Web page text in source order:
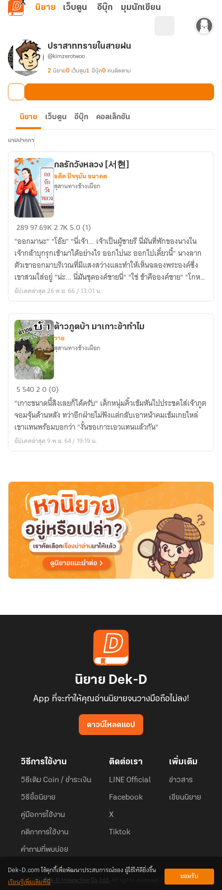
ข้ามไปยังเนื้อหาหลัก
นิยาย เว็บตูน อีบุ๊ก มุมนักเขียน
ปราสาททรายในสายฝน
@kimzerotwoo
2 นิยาย0 เว็บตูน1 อีบุ๊ก0 คนติดตาม
นิยาย เว็บตูน อีบุ๊ก คอลเล็กชัน
นามปากกา
กล
วัง
หลวง
[서
현]
กลรักวังหลวง [서현]
อดีต ปัจจุบัน อนาคต
สุสานทางช้างเผือก
28997.69K2.7K 5.0 (1)
"ออกมานะ" "โอ๊ย" "นี่เจ้า... เจ้าเป็นผู้ชายรึ นี่มันที่พักของนางใน
เจ้ากล้าบุกรุกเข้ามาได้อย่างไร ออกไปนะ ออกไปเดี๋ยวนี้" นางลาก
ตัวเขาออกมาบริเวณที่มีแสงสว่างและทำให้เห็นฉลองพระองค์ซึ่ง
เขาสวมใส่อยู่ "น่ะ... นี่มันชุดองค์ชายนี่" "ใช่ ข้าคือองค์ชาย" "โกหก
เจ้าขโมยชุดองค์ชายมาใส่ใช่รึไม่" องค์ชายกุมขมับ
อัปเดตล่าสุด 26 พ.ย. 66 / 13:01 น.
ต้าว
บ้า
มา
เกาะ
ข้า
ต้าวภูตบ้า มาเกาะข้าทำไม
วาย
สุสานทางช้างเผือก
5 54020 (0)
"เกาะขนาดนี้สิงเลยก็ได้ครับ" เด็กหนุ่มคิ้วเข้มหันไปประชดใส่เจ้าภูต
จอมจุ้นด้านหลัง ทว่าอีกฝ่ายไม่ฟังแต่กลับเอาหน้าคมเข้มเกยไหล่
เขาแทนพร้อมบอกว่า "งั้นขอเกาะเอวแทนแล้วกัน"
อัปเดตล่าสุด 9 พ.ย. 64 / 19:19 น.
นิยาย Dek-D
App ที่จะทำให้คุณอ่านนิยายจนวางมือถือไม่ลง!
ดาวน์โหลดแอป
วิธีการใช้งาน
วิธีเติม Coin / ชำระเงิน
วิธีซื้อนิยาย
คู่มือการใช้งาน
กติกาการใช้งาน
คำถามที่พบบ่อย
ติดต่อเรา
LINE Official
Facebook
X
Tiktok
เพิ่มเติม
ข่าวสาร
เขียนนิยาย
© 2026Dek-D Interactive Co.,Ltd.
Dek-D.com ใช้คุกกี้เพื่อพัฒนาประสบการณ์ของ ผู้ใช้ให้ดียิ่งขึ้น
เรียนรู้เพิ่มเติมที่นี่
ยอมรับ